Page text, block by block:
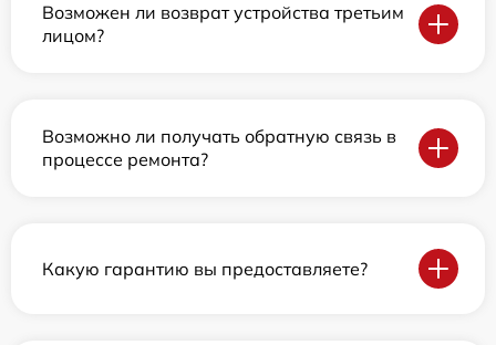
Возможен ли возврат устройства третьим
лицом?
Возможно ли получать обратную связь в
процессе ремонта?
Какую гарантию вы предоставляете?